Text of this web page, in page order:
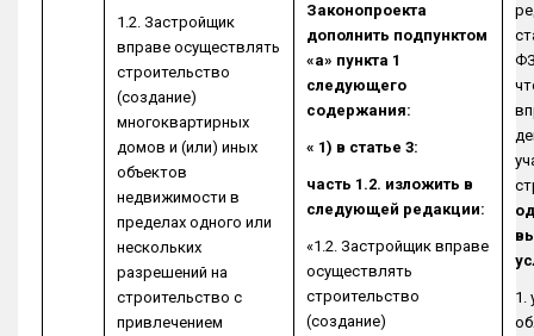
1.2. Застройщик
вправе осуществлять
строительство
(создание)
многоквартирных
домов и (или) иных
объектов
недвижимости в
пределах одного или
нескольких
разрешений на
строительство с
привлечением
Законопроекта
дополнить подпунктом
«а» пункта 1
следующего
содержания:
« 1) в статье 3:
часть 1.2. изложить в
следующей редакции:
«1.2. Застройщик вправе
осуществлять
строительство
(создание)
1.